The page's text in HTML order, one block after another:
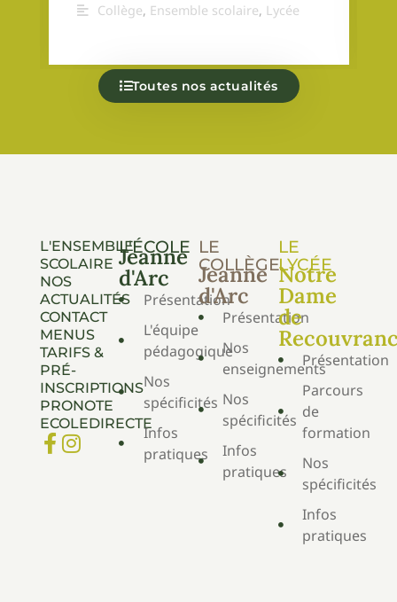
Collège, Ensemble scolaire, Lycée
Toutes nos actualités
L'ENSEMBLE
SCOLAIRE
NOS
ACTUALITÉS
CONTACT
MENUS
TARIFS &
PRÉ-
INSCRIPTIONS
PRONOTE
ECOLEDIRECTE
L'ÉCOLE
Jeanne
d'Arc
Présentation
L'équipe
pédagogique
Nos
spécificités
Infos
pratiques
LE
COLLÈGE
Jeanne
d'Arc
Présentation
Nos
enseignements
Nos
spécificités
Infos
pratiques
LE
LYCÉE
Notre
Dame
de
Présentation
Parcours
de
formation
Nos
spécificités
Infos
pratiques